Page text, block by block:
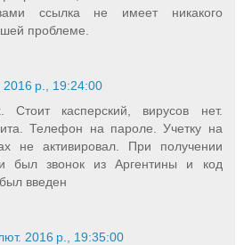
ссылка не имеет никакого
проблеме.
2016 р., 19:24:00
Стоит касперский, вирусов нет.
Телефон на пароле. Учетку на
не активировал. При получении
был звонок из Аргентины и код
введен
2016 р., 19:35:00